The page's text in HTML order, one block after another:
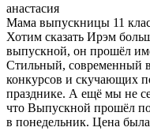
анастасия
Мама выпускницы 11
Хотим сказать Ирэм
выпускной, он прошёл
Стильный, современный
конкурсов и скучающих
празднике. А ещё мы не
что Выпускной прошёл
в понедельник. Цена